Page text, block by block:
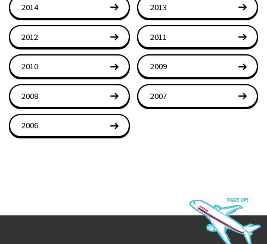
2014 2013
2012 2011
2010 2009
2008 2007
2006